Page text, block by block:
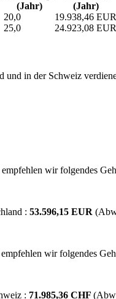
(Jahr)
(Jahr)
20,0
19.938,46 EUR
25,0 24.923,08 EUR
in der Schweiz
wir folgendes
: 53.596,15 EUR
wir folgendes
: 71.985,36 CHF